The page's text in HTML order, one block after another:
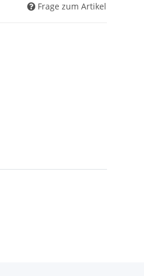
Frage zum Artikel